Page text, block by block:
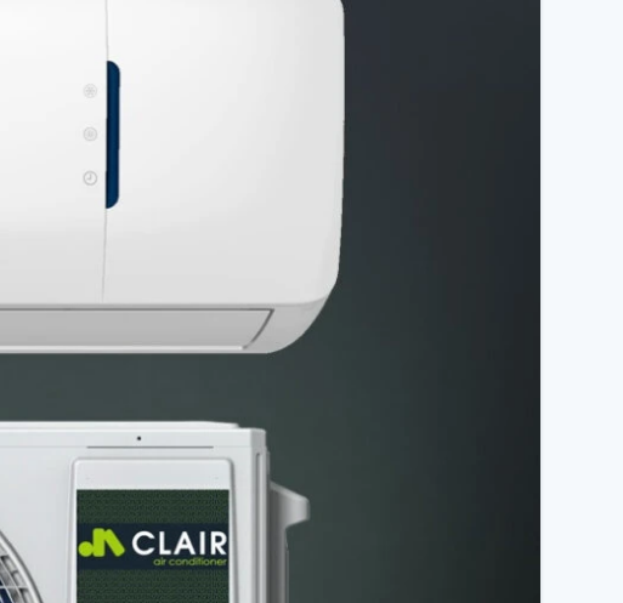
ефективність, надійність та економічність. Завдяки